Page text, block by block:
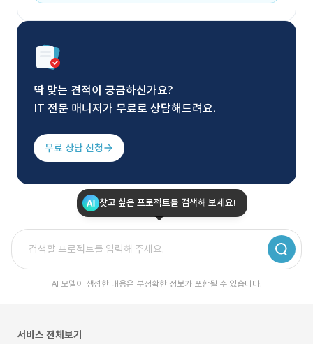
딱 맞는 견적이 궁금하신가요?
IT 전문 매니저가 무료로 상담해드려요.
무료 상담 신청
찾고 싶은 프로젝트를 검색해 보세요!
AI 모델이 생성한 내용은 부정확한 정보가 포함될 수 있습니다.
서비스 전체보기